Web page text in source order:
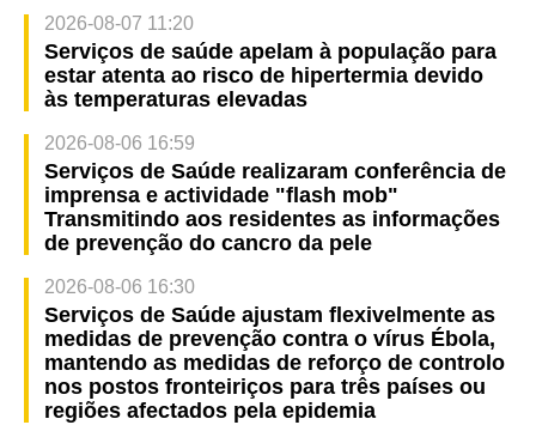
2026-08-07 11:20
Serviços de saúde apelam à população para
estar atenta ao risco de hipertermia devido
às temperaturas elevadas
2026-08-06 16:59
Serviços de Saúde realizaram conferência de
imprensa e actividade "flash mob"
Transmitindo aos residentes as informações
de prevenção do cancro da pele
2026-08-06 16:30
Serviços de Saúde ajustam flexivelmente as
medidas de prevenção contra o vírus Ébola,
mantendo as medidas de reforço de controlo
nos postos fronteiriços para três países ou
regiões afectados pela epidemia